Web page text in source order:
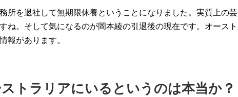
所を退社して無期限休養ということになりました。実質上の芸
ね。そして気になるのが岡本綾の引退後の現在です。オースト
報があります。
トラリアにいるというのは本当か？